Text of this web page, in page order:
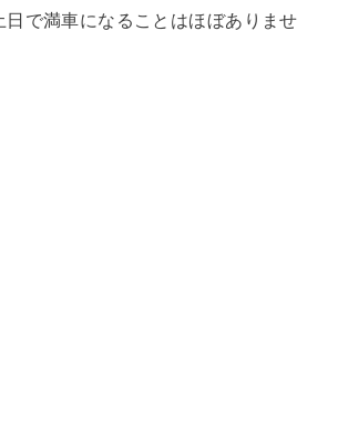
日で満車になることはほぼありませ